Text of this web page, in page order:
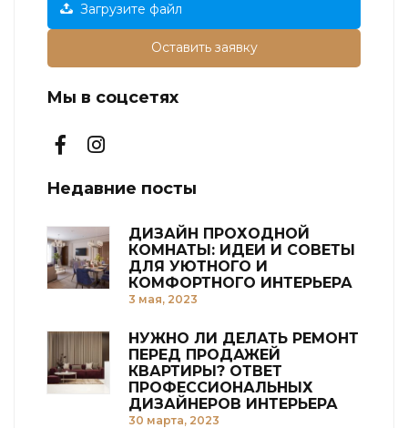
Загрузите файл
Оставить заявку
Мы в соцсетях
Недавние посты
ДИЗАЙН ПРОХОДНОЙ
КОМНАТЫ: ИДЕИ И СОВЕТЫ
ДЛЯ УЮТНОГО И
КОМФОРТНОГО ИНТЕРЬЕРА
3 мая, 2023
НУЖНО ЛИ ДЕЛАТЬ РЕМОНТ
ПЕРЕД ПРОДАЖЕЙ
КВАРТИРЫ? ОТВЕТ
ПРОФЕССИОНАЛЬНЫХ
ДИЗАЙНЕРОВ ИНТЕРЬЕРА
30 марта, 2023